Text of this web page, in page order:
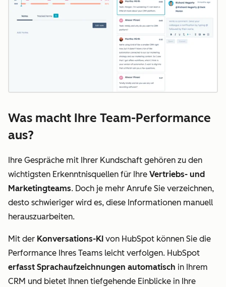
Was macht Ihre Team-Performance
aus?
Ihre Gespräche mit Ihrer Kundschaft gehören zu den
wichtigsten Erkenntnisquellen für Ihre Vertriebs- und
Marketingteams. Doch je mehr Anrufe Sie verzeichnen,
desto schwieriger wird es, diese Informationen manuell
herauszuarbeiten.
Mit der Konversations-KI von HubSpot können Sie die
Performance Ihres Teams leicht verfolgen. HubSpot
erfasst Sprachaufzeichnungen automatisch in Ihrem
CRM und bietet Ihnen tiefgehende Einblicke in Ihre